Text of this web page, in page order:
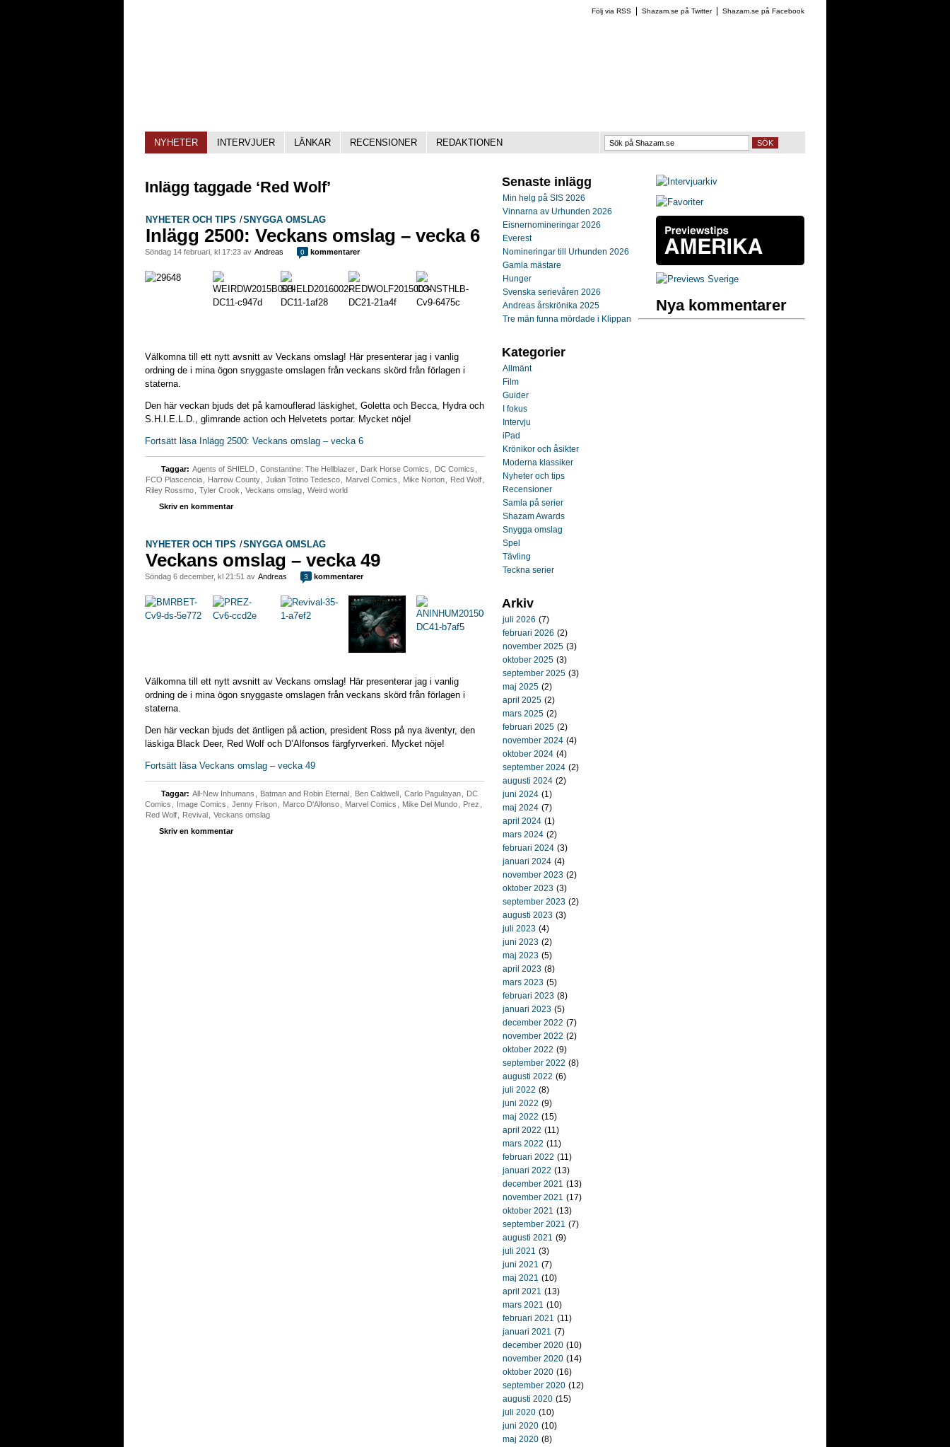
Shazam.se på Facebook
Shazam.se på Twitter
Följ via RSS
NYHETER INTERVJUER LÄNKAR RECENSIONER REDAKTIONEN SÖK
Inlägg taggade ‘Red Wolf’
NYHETER OCH TIPS /SNYGGA OMSLAG
Inlägg 2500: Veckans omslag – vecka 6
söndag 14 februari, kl 17:23 av Andreas 0 kommentarer
Välkomna till ett nytt avsnitt av Veckans omslag! Här presenterar jag i vanlig
ordning de i mina ögon snyggaste omslagen från veckans skörd från förlagen i
staterna.
Den här veckan bjuds det på kamouflerad läskighet, Goletta och Becca, Hydra och
S.H.I.E.L.D., glimrande action och Helvetets portar. Mycket nöje!
Fortsätt läsa Inlägg 2500: Veckans omslag – vecka 6
Taggar: Agents of SHIELD Constantine: The Hellblazer Dark Horse Comics DC Comics
FCO Plascencia
Harrow County Julian Totino Tedesco Marvel Comics Mike Norton Red Wolf
Riley Rossmo
Tyler Crook Veckans omslag
Weird world
Skriv en kommentar
NYHETER OCH TIPS /SNYGGA OMSLAG
Veckans omslag – vecka 49
söndag 6 december, kl 21:51 av Andreas 3 kommentarer
Välkomna till ett nytt avsnitt av Veckans omslag! Här presenterar jag i vanlig
ordning de i mina ögon snyggaste omslagen från veckans skörd från förlagen i
staterna.
Den här veckan bjuds det äntligen på action, president Ross på nya äventyr, den
läskiga Black Deer, Red Wolf och D’Alfonsos färgfyrverkeri. Mycket nöje!
Fortsätt läsa Veckans omslag – vecka 49
Taggar: All-New Inhumans Batman and Robin Eternal Ben Caldwell Carlo Pagulayan
DC
Comics
Image Comics Jenny Frison Marco D'Alfonso Marvel Comics Mike Del Mundo Prez
Red Wolf
Revival
Veckans omslag
Skriv en kommentar
Senaste inlägg
Min helg på SIS 2026
Vinnarna av Urhunden 2026
Eisnernomineringar 2026
Everest
Nomineringar till Urhunden 2026
Gamla mästare
Hunger
Svenska serievåren 2026
Andreas årskrönika 2025
Tre män funna mördade i Klippan
Kategorier
Allmänt
Film
Guider
I fokus
Intervju
iPad
Krönikor och åsikter
Moderna klassiker
Nyheter och tips
Recensioner
Samla på serier
Shazam Awards
Snygga omslag
Spel
Tävling
Teckna serier
Arkiv
juli 2026 (7)
februari 2026 (2)
november 2025 (3)
oktober 2025 (3)
september 2025 (3)
maj 2025 (2)
april 2025 (2)
mars 2025 (2)
februari 2025 (2)
november 2024 (4)
oktober 2024 (4)
september 2024 (2)
augusti 2024 (2)
juni 2024 (1)
maj 2024 (7)
april 2024 (1)
mars 2024 (2)
februari 2024 (3)
januari 2024 (4)
november 2023 (2)
oktober 2023 (3)
september 2023 (2)
augusti 2023 (3)
juli 2023 (4)
juni 2023 (2)
maj 2023 (5)
april 2023 (8)
mars 2023 (5)
februari 2023 (8)
januari 2023 (5)
december 2022 (7)
november 2022 (2)
oktober 2022 (9)
september 2022 (8)
augusti 2022 (6)
juli 2022 (8)
juni 2022 (9)
maj 2022 (15)
april 2022 (11)
mars 2022 (11)
februari 2022 (11)
januari 2022 (13)
december 2021 (13)
november 2021 (17)
oktober 2021 (13)
september 2021 (7)
augusti 2021 (9)
juli 2021 (3)
juni 2021 (7)
maj 2021 (10)
april 2021 (13)
mars 2021 (10)
februari 2021 (11)
januari 2021 (7)
december 2020 (10)
november 2020 (14)
oktober 2020 (16)
september 2020 (12)
augusti 2020 (15)
juli 2020 (10)
juni 2020 (10)
maj 2020 (8)
Nya kommentarer